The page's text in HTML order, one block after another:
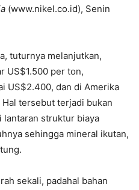
(www.nikel.co.id), Senin
tuturnya melanjutkan,
US$1.500 per ton,
US$2.400, dan di Amerika
tersebut terjadi bukan
lantaran struktur biaya
sehingga mineral ikutan,
sekali, padahal bahan